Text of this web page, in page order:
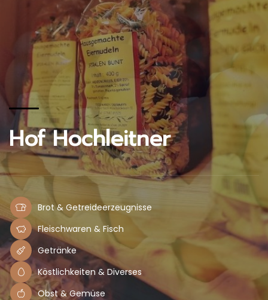
Hof Hochleitner
Brot & Getreideerzeugnisse
Fleischwaren & Fisch
Getränke
Köstlichkeiten & Diverses
Obst & Gemüse